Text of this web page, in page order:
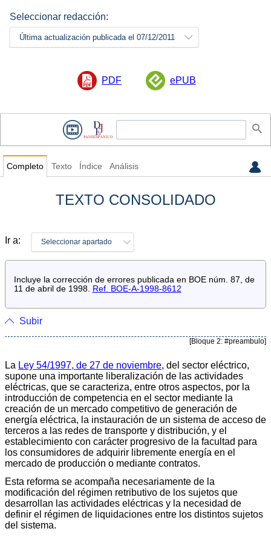
Seleccionar redacción:
Última actualización publicada el 07/12/2011
PDF ePUB
Completo Texto Índice Análisis
TEXTO CONSOLIDADO
Ir a: Seleccionar apartado
Incluye la corrección de errores publicada en BOE núm. 87, de
11 de abril de 1998.
Ref. BOE-A-1998-8612
Subir
[Bloque 2: #preambulo]
La Ley 54/1997, de 27 de noviembre, del sector eléctrico,
supone una importante liberalización de las actividades
eléctricas, que se caracteriza, entre otros aspectos, por la
introducción de competencia en el sector mediante la
creación de un mercado competitivo de generación de
energía eléctrica, la instauración de un sistema de acceso de
terceros a las redes de transporte y distribución, y el
establecimiento con carácter progresivo de la facultad para
los consumidores de adquirir libremente energía en el
mercado de producción o mediante contratos.
Esta reforma se acompaña necesariamente de la
modificación del régimen retributivo de los sujetos que
desarrollan las actividades eléctricas y la necesidad de
definir el régimen de liquidaciones entre los distintos sujetos
del sistema.